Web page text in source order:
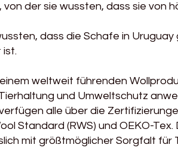
der sie wussten, dass sie von
dass die Schafe in
weltweit führenden
und Umweltschutz
alle über die
Standard (RWS) und OEKO-
mit größtmöglicher Sorgfalt für